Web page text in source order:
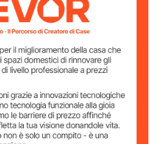
kg/giorno)
22,05 x 18,11 x 21,26 pollici /
560 x 460 x 540 mm